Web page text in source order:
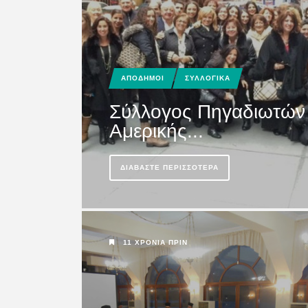
Σωτήρος Όθους
Eκοι...
ΔΙΑΒΆΣΤΕ ΠΕΡΙΣΣΌΤΕΡΑ
2 ΧΡΌΝΙΑ ΠΡΙΝ
ΚΑΣΟΣ ΠΟΛΙΤΙΚΗ
Γεραπετρίτης
ΑΠΟΔΗΜΟΙ ΣΥΛΛΟΓΙΚΑ
Σύλλογος Πηγαδιωτών
Αμερικής...
ΔΙΑΒΆΣΤΕ ΠΕΡΙΣΣΌΤΕΡΑ
11 ΧΡΌΝΙΑ ΠΡΙΝ